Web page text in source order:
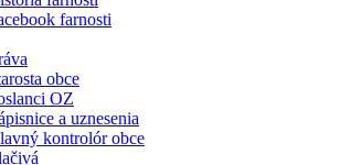
farnosti
obce
OZ
a uznesenia
kontrolór obce